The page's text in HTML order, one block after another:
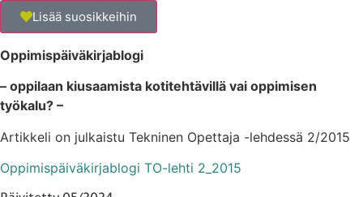
Lisää suosikkeihin
Oppimispäiväkirjablogi
– oppilaan kiusaamista kotitehtävillä vai oppimisen
työkalu? –
Artikkeli on julkaistu Tekninen Opettaja -lehdessä 2/2015
Oppimispäiväkirjablogi TO-lehti 2_2015